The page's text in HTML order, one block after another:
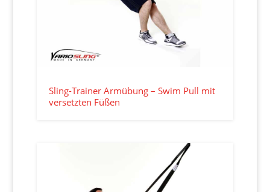
Sling-Trainer Armübung – Swim Pull mit
versetzten Füßen